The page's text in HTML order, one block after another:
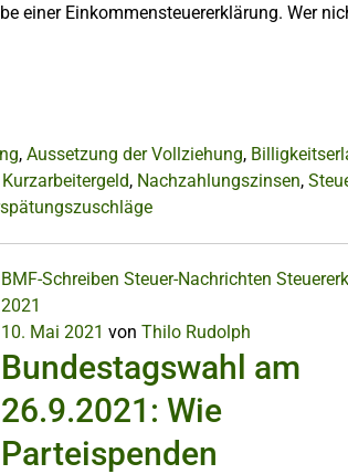
einer Einkommensteuererklärung. Wer
, Aussetzung der Vollziehung,
Kurzarbeitergeld, Nachzahlungszinsen,
BMF-Schreiben Steuer-Nachrichten
2021
10. Mai 2021 von Thilo Rudolph
Bundestagswahl am
26.9.2021: Wie
Parteispenden